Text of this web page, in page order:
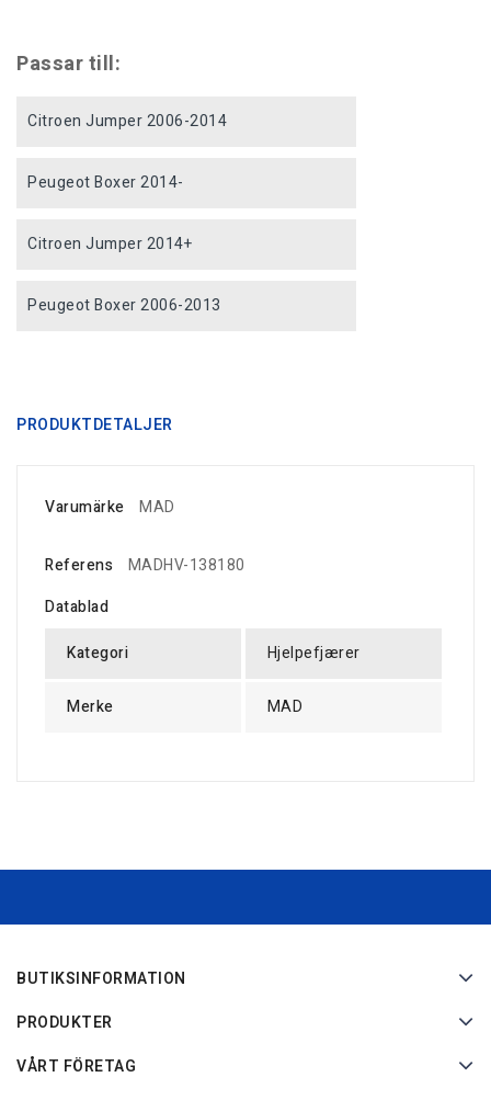
Passar till:
Citroen Jumper 2006-2014
Peugeot Boxer 2014-
Citroen Jumper 2014+
Peugeot Boxer 2006-2013
PRODUKTDETALJER
Varumärke MAD
Referens
MADHV-138180
Datablad
Kategori
Hjelpefjærer
Merke MAD
BUTIKSINFORMATION
PRODUKTER
VÅRT FÖRETAG